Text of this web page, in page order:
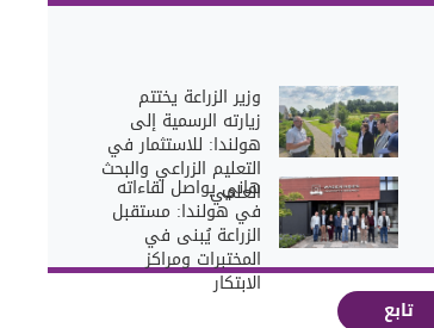
وزير الزراعة يختتم
زيارته الرسمية إلى
هولندا: للاستثمار في
التعليم الزراعي والبحث
العلمي
هاني يواصل لقاءاته
في هولندا: مستقبل
الزراعة يُبنى في
المختبرات ومراكز
الابتكار
تابع